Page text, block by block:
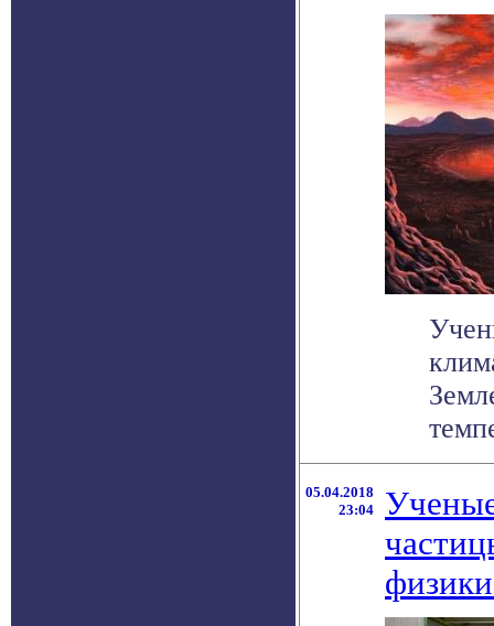
05.04.2018
23:04